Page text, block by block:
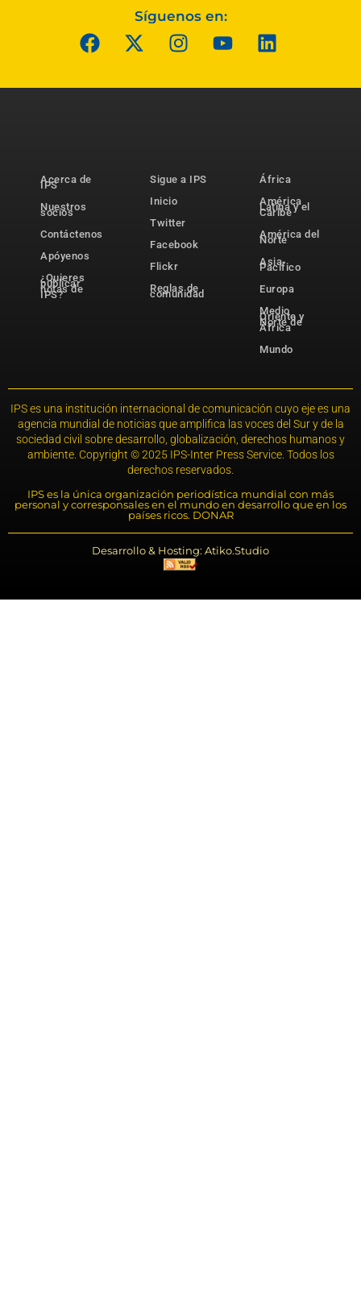
Síguenos en:
Acerca de
IPS
Nuestros
socios
Contáctenos
Apóyenos
¿Quieres
publicar
notas de
IPS?
Sigue a IPS
Inicio
Twitter
Facebook
Flickr
Reglas de
comunidad
África
América
Latina y el
Caribe
América del
Norte
Asia-
Pacífico
Europa
Medio
Oriente y
Norte de
África
Mundo
IPS es una institución internacional de comunicación cuyo eje es una
agencia mundial de noticias que amplifica las voces del Sur y de la
sociedad civil sobre desarrollo, globalización, derechos humanos y
ambiente. Copyright © 2025 IPS-Inter Press Service. Todos los
derechos reservados.
IPS es la única organización periodística mundial con más
personal y corresponsales en el mundo en desarrollo que en los
países ricos. DONAR
Desarrollo & Hosting: Atiko.Studio